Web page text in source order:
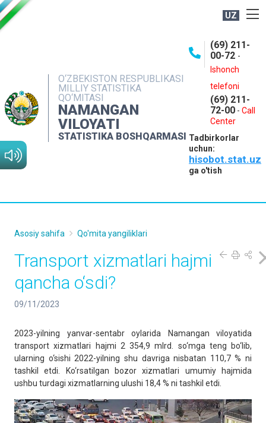
UZ
O‘ZBEKISTON RESPUBLIKASI
MILLIY STATISTIKA
QO‘MITASI
NAMANGAN
VILOYATI
STATISTIKA BOSHQARMASI
(69) 211-
00-72 -
Ishonch
telefoni
(69) 211-
72-00 - Call
Center
Tadbirkorlar
uchun:
hisobot.stat.uz
ga o'tish
NASHRLAR
INTERAKTIV XIZMATLAR
MATBUOT XIZMATI
MUROJAATLAR
Asosiy sahifa Qo'mita yangiliklari
Transport xizmatlari hajmi
qancha o‘sdi?
09/11/2023
2023-yilning yanvar-sentabr oylarida Namangan viloyatida
transport xizmatlari hajmi 2 354,9 mlrd. so‘mga teng bo‘lib,
ularning o‘sishi 2022-yilning shu davriga nisbatan 110,7 % ni
tashkil etdi. Ko‘rsatilgan bozor xizmatlari umumiy hajmida
ushbu turdagi xizmatlarning ulushi 18,4 % ni tashkil etdi.